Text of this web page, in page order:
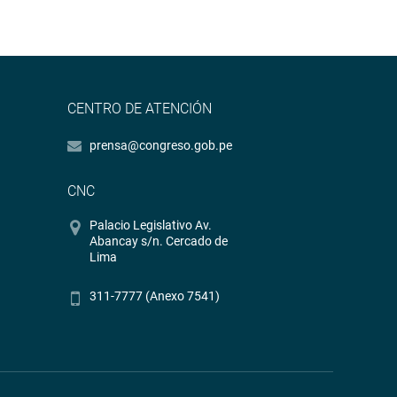
CENTRO DE ATENCIÓN
prensa@congreso.gob.pe
CNC
Palacio Legislativo Av.
Abancay s/n. Cercado de
Lima
311-7777 (Anexo 7541)